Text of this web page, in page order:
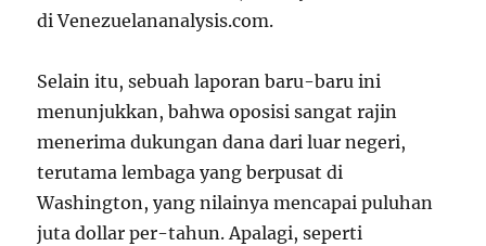
di Venezuelananalysis.com.
Selain itu, sebuah laporan baru-baru ini
menunjukkan, bahwa oposisi sangat rajin
menerima dukungan dana dari luar negeri,
terutama lembaga yang berpusat di
Washington, yang nilainya mencapai puluhan
juta dollar per-tahun. Apalagi, seperti